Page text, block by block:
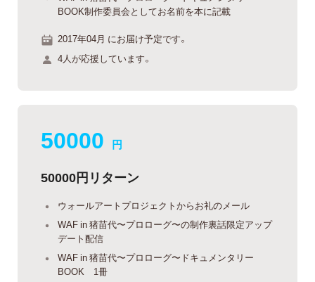
BOOK制作委員会としてお名前を本に記載
2017年04月 にお届け予定です。
4人が応援しています。
50000 円
50000円リターン
ウォールアートプロジェクトからお礼のメール
WAF in 猪苗代〜プロローグ〜の制作裏話限定アップ
デート配信
WAF in 猪苗代〜プロローグ〜ドキュメンタリー
BOOK 1冊